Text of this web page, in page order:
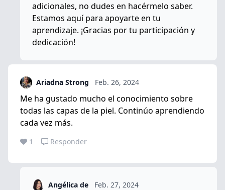
adicionales, no dudes en hacérmelo saber.
Estamos aquí para apoyarte en tu
aprendizaje. ¡Gracias por tu participación y
dedicación!
Ariadna Strong Feb. 26, 2024
Me ha gustado mucho el conocimiento sobre
todas las capas de la piel. Continúo aprendiendo
cada vez más.
1 Responder
Angélica de Feb. 27, 2024